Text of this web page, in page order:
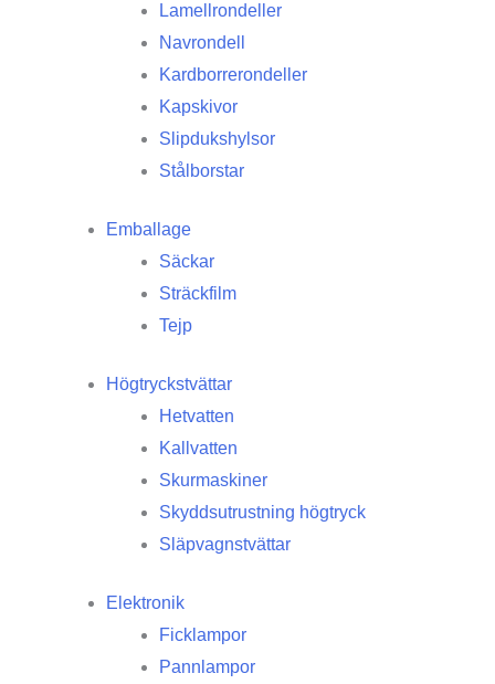
Lamellrondeller
Navrondell
Kardborrerondeller
Kapskivor
Slipdukshylsor
Stålborstar
Emballage
Säckar
Sträckfilm
Tejp
Högtryckstvättar
Hetvatten
Kallvatten
Skurmaskiner
Skyddsutrustning högtryck
Släpvagnstvättar
Elektronik
Ficklampor
Pannlampor